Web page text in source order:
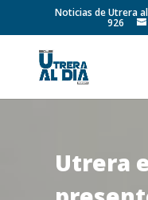
Noticias de Utrera
926
Utrera